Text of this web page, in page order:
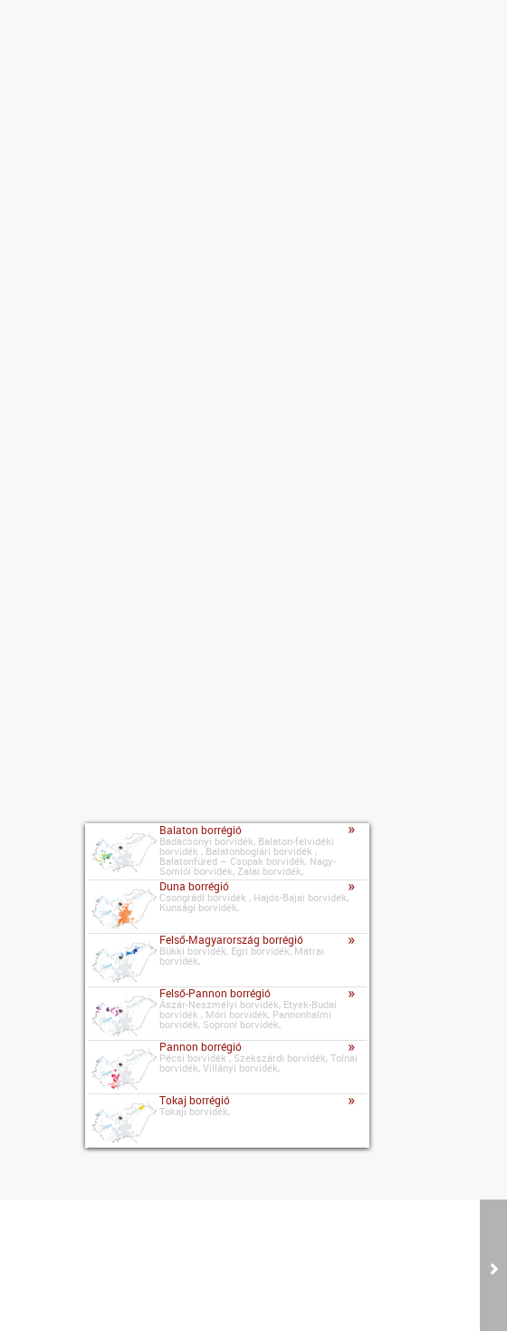
Balaton borrégió »
Badacsonyi borvidék, Balaton-felvidéki
borvidék , Balatonboglári borvidék ,
Balatonfüred – Csopak borvidék, Nagy-
Somlói borvidék, Zalai borvidék,
Duna borrégió »
Csongrádi borvidék , Hajós-Bajai borvidék,
Kunsági borvidék,
Felső-Magyarország borrégió »
Bükki borvidék, Egri borvidék, Mátrai
borvidék,
Felső-Pannon borrégió »
Ászár-Neszmélyi borvidék, Etyek-Budai
borvidék , Móri borvidék, Pannonhalmi
borvidék, Soproni borvidék,
Pannon borrégió »
Pécsi borvidék , Szekszárdi borvidék, Tolnai
borvidék, Villányi borvidék,
Tokaj borrégió »
Tokaji borvidék,